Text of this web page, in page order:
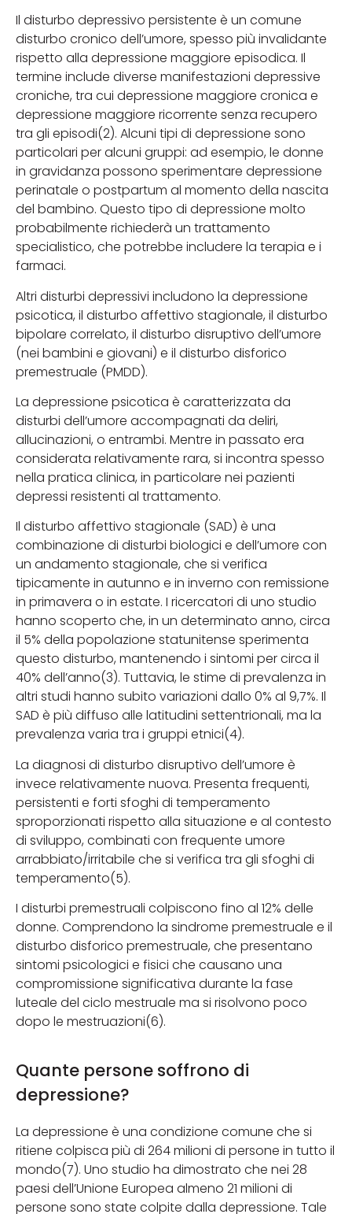
Il disturbo depressivo persistente è un comune
disturbo cronico dell’umore, spesso più invalidante
rispetto alla depressione maggiore episodica. Il
termine include diverse manifestazioni depressive
croniche, tra cui depressione maggiore cronica e
depressione maggiore ricorrente senza recupero
tra gli episodi(2). Alcuni tipi di depressione sono
particolari per alcuni gruppi: ad esempio, le donne
in gravidanza possono sperimentare depressione
perinatale o postpartum al momento della nascita
del bambino. Questo tipo di depressione molto
probabilmente richiederà un trattamento
specialistico, che potrebbe includere la terapia e i
farmaci.
Altri disturbi depressivi includono la depressione
psicotica, il disturbo affettivo stagionale, il disturbo
bipolare correlato, il disturbo disruptivo dell’umore
(nei bambini e giovani) e il disturbo disforico
premestruale (PMDD).
La depressione psicotica è caratterizzata da
disturbi dell’umore accompagnati da deliri,
allucinazioni, o entrambi. Mentre in passato era
considerata relativamente rara, si incontra spesso
nella pratica clinica, in particolare nei pazienti
depressi resistenti al trattamento.
Il disturbo affettivo stagionale (SAD) è una
combinazione di disturbi biologici e dell’umore con
un andamento stagionale, che si verifica
tipicamente in autunno e in inverno con remissione
in primavera o in estate. I ricercatori di uno studio
hanno scoperto che, in un determinato anno, circa
il 5% della popolazione statunitense sperimenta
questo disturbo, mantenendo i sintomi per circa il
40% dell’anno(3). Tuttavia, le stime di prevalenza in
altri studi hanno subito variazioni dallo 0% al 9,7%. Il
SAD è più diffuso alle latitudini settentrionali, ma la
prevalenza varia tra i gruppi etnici(4).
La diagnosi di disturbo disruptivo dell’umore è
invece relativamente nuova. Presenta frequenti,
persistenti e forti sfoghi di temperamento
sproporzionati rispetto alla situazione e al contesto
di sviluppo, combinati con frequente umore
arrabbiato/irritabile che si verifica tra gli sfoghi di
temperamento(5).
I disturbi premestruali colpiscono fino al 12% delle
donne. Comprendono la sindrome premestruale e il
disturbo disforico premestruale, che presentano
sintomi psicologici e fisici che causano una
compromissione significativa durante la fase
luteale del ciclo mestruale ma si risolvono poco
dopo le mestruazioni(6).
Quante persone soffrono di
depressione?
La depressione è una condizione comune che si
ritiene colpisca più di 264 milioni di persone in tutto il
mondo(7). Uno studio ha dimostrato che nei 28
paesi dell’Unione Europea almeno 21 milioni di
persone sono state colpite dalla depressione. Tale